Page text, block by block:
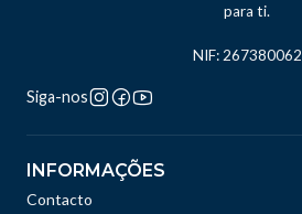
para ti.
NIF: 267380062
Siga-nos
INFORMAÇÕES
Contacto